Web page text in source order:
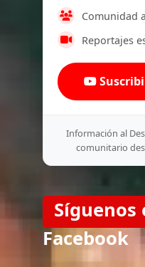
Comunidad
Reportajes
Información al
comunitario
Síguenos
Facebook